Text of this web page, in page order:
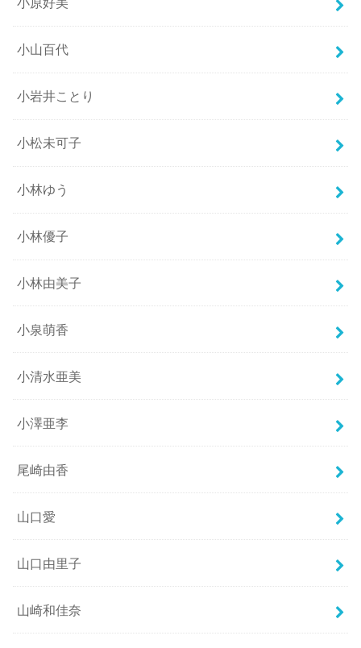
小山百代
小岩井ことり
小松未可子
小林ゆう
小林優子
小林由美子
小泉萌香
小清水亜美
小澤亜李
尾崎由香
山口愛
山口由里子
山崎和佳奈